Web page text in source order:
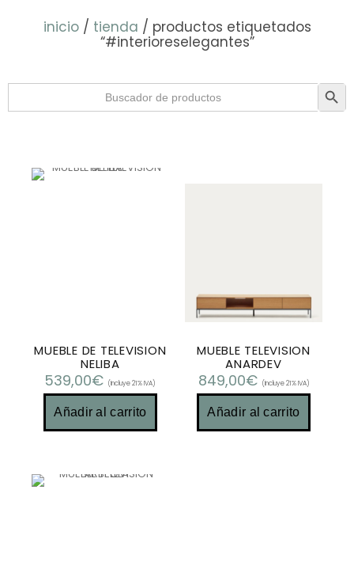
inicio/ tienda / productos etiquetados
“#interioreselegantes”
Buscar: Botón de
MUEBLE DE TELEVISION
NELIBA
539,00€ (Incluye 21% IVA)
Añadir al carrito
MUEBLE TELEVISION
ANARDEV
849,00€ (Incluye 21% IVA)
Añadir al carrito